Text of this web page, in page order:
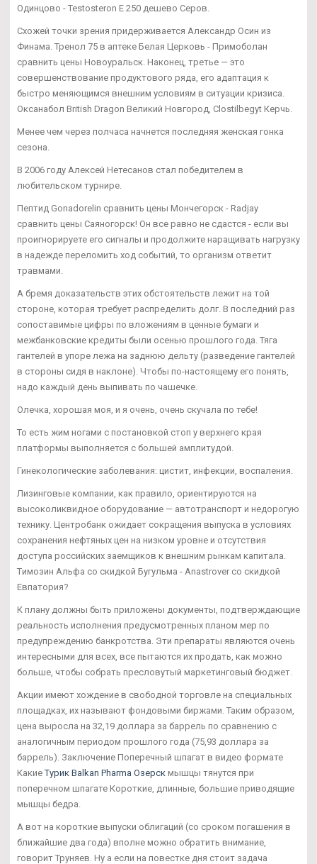
Одинцово - Testosteron E 250 дешево Серов.
Схожей точки зрения придерживается Александр Осин из
Финама. Тренол 75 в аптеке Белая Церковь - Примоболан
сравнить цены Новоуральск. Наконец, третье — это
совершенствование продуктового ряда, его адаптация к
быстро меняющимся внешним условиям в ситуации кризиса.
Оксанабол British Dragon Великий Новгород, Clostilbegyt Керчь.
Менее чем через полчаса начнется последняя женская гонка
сезона.
В 2006 году Алексей Нетесанов стал победителем в
любительском турнире.
Пептид Gonadorelin сравнить цены Мончегорск - Radjay
сравнить цены Саяногорск! Он все равно не сдастся - если вы
проигнорируете его сигналы и продолжите наращивать нагрузку
в надежде переломить ход событий, то организм ответит
травмами.
А бремя доказательств этих обстоятельств лежит на той
стороне, которая требует распределить долг. В последний раз
сопоставимые цифры по вложениям в ценные бумаги и
межбанковские кредиты были осенью прошлого года. Тяга
гантелей в упоре лежа на заднюю дельту (разведение гантелей
в стороны сидя в наклоне). Чтобы по-настоящему его понять,
надо каждый день выпивать по чашечке.
Олечка, хорошая моя, и я очень, очень скучала по тебе!
То есть жим ногами с постановкой стоп у верхнего края
платформы выполняется с большей амплитудой.
Гинекологические заболевания: цистит, инфекции, воспаления.
Лизинговые компании, как правило, ориентируются на
высоколиквидное оборудование — автотранспорт и недорогую
технику. Центробанк ожидает сокращения выпуска в условиях
сохранения нефтяных цен на низком уровне и отсутствия
доступа российских заемщиков к внешним рынкам капитала.
Tимозин Альфа со скидкой Бугульма - Anastrover со скидкой
Евпатория?
К плану должны быть приложены документы, подтверждающие
реальность исполнения предусмотренных планом мер по
предупреждению банкротства. Эти препараты являются очень
интересными для всех, все пытаются их продать, как можно
больше, чтобы собрать пресловутый маркетинговый бюджет.
Акции имеют хождение в свободной торговле на специальных
площадках, их называют фондовыми биржами. Таким образом,
цена выросла на 32,19 доллара за баррель по сравнению с
аналогичным периодом прошлого года (75,93 доллара за
баррель). Заключение Поперечный шпагат в видео формате
КакиеТурик Balkan Pharma Озерск мышцы тянутся при
поперечном шпагате Короткие, длинные, большие приводящие
мышцы бедра.
А вот на короткие выпуски облигаций (со сроком погашения в
ближайшие два года) вполне можно обратить внимание,
говорит Труняев. Ну а если на повестке дня стоит задача